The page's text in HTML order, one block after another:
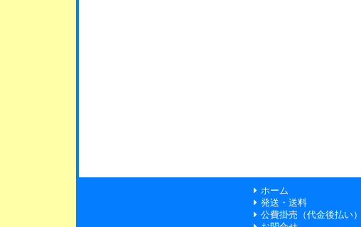
ホーム
発送・送料
公費掛売（代金後払い）